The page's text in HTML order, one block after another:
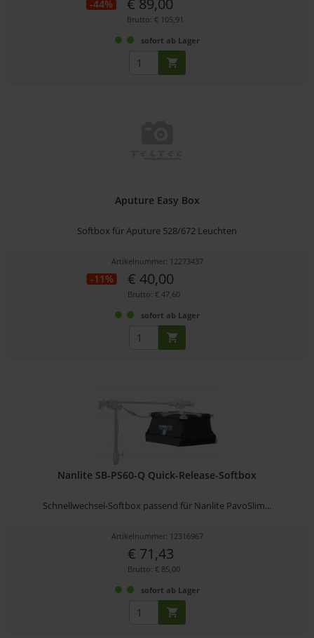
-44%
Brutto: € 105,91
sofort ab Lager
Aputure Easy Box
Softbox für Aputure 528/672 Leuchten
Artikelnummer: 12273437
-11% € 40,00
Brutto: € 47,60
sofort ab Lager
Nanlite SB-PS60-Q Quick-Release-Softbox
Schnellwechsel-Softbox passend für Nanlite PavoSlim...
Artikelnummer: 12316967
€ 71,43
Brutto: € 85,00
sofort ab Lager